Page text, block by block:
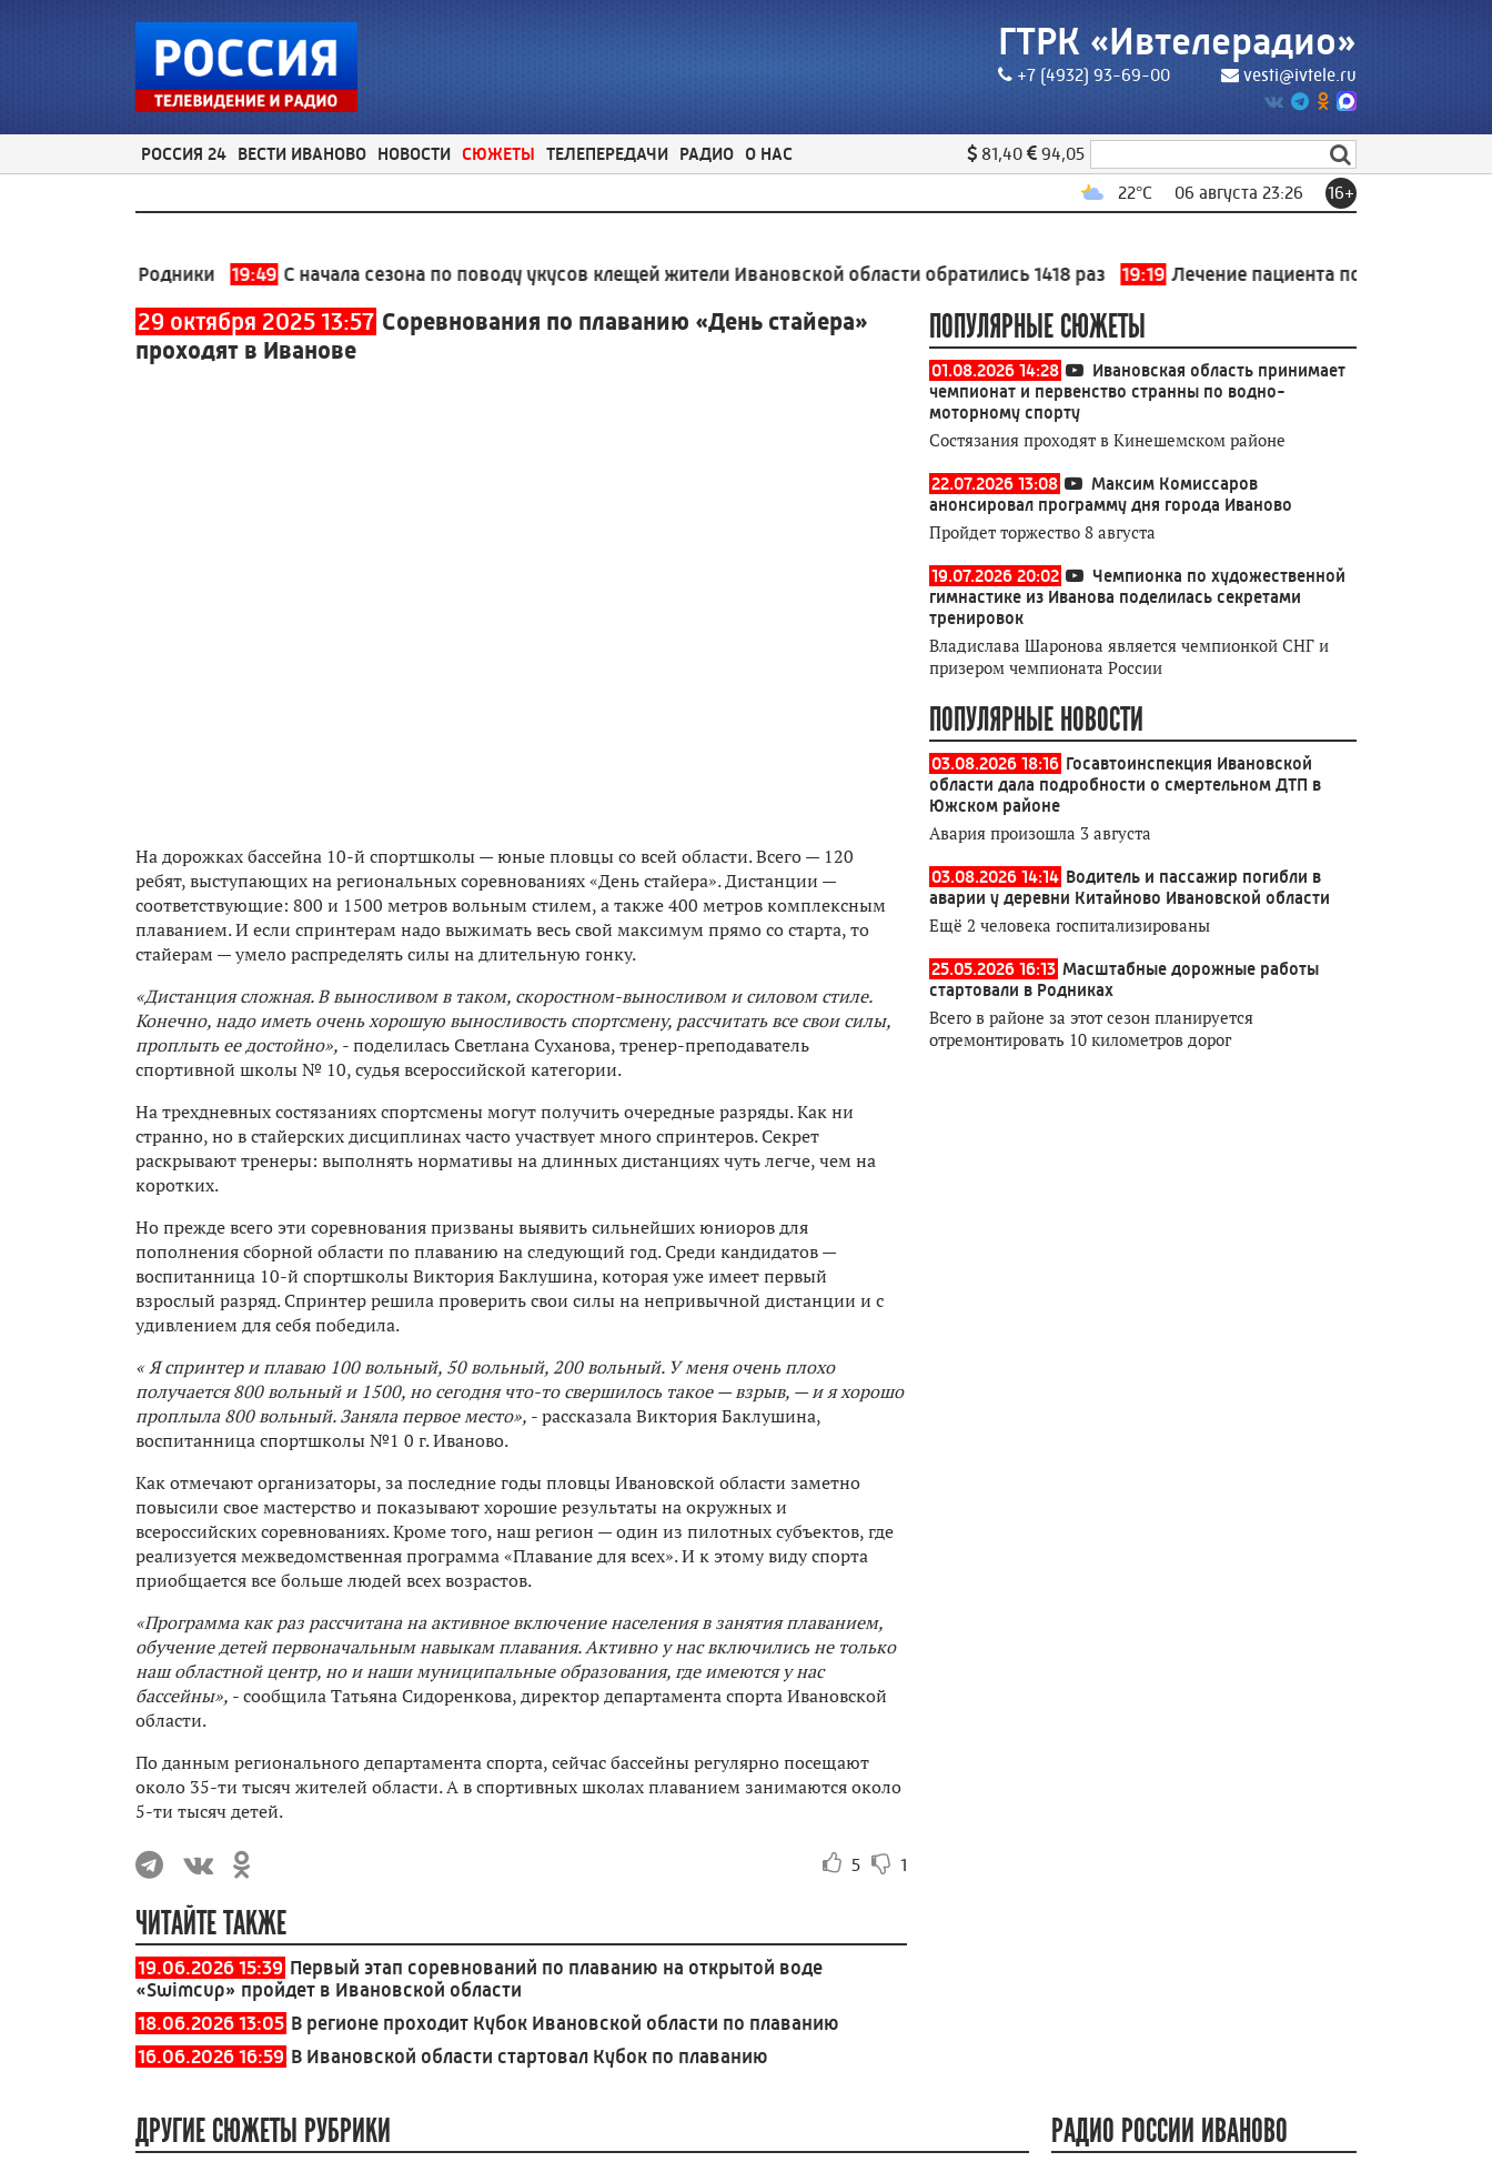
ГТРК «Ивтелерадио»
+7 (4932) 93-69-00 vesti@ivtele.ru
РОССИЯ 24 ВЕСТИ ИВАНОВО НОВОСТИ СЮЖЕТЫ ТЕЛЕПЕРЕДАЧИ РАДИО О НАС 81,40
94,05
22°C 06 августа 23:26 16+
парке Родники 19:49 С начала сезона по поводу укусов клещей жители Ивановской области обратились 1418 раз 19:19 Лечение пациента после сложной
29 октября 2025 13:57 Соревнования по плаванию «День стайера»
проходят в Иванове
На дорожках бассейна 10-й спортшколы — юные пловцы со всей области. Всего — 120
ребят, выступающих на региональных соревнованиях «День стайера». Дистанции —
соответствующие: 800 и 1500 метров вольным стилем, а также 400 метров комплексным
плаванием. И если спринтерам надо выжимать весь свой максимум прямо со старта, то
стайерам — умело распределять силы на длительную гонку.
«Дистанция сложная. В выносливом в таком, скоростном-выносливом и силовом стиле.
Конечно, надо иметь очень хорошую выносливость спортсмену, рассчитать все свои силы,
проплыть ее достойно», - поделилась Светлана Суханова, тренер-преподаватель
спортивной школы № 10, судья всероссийской категории.
На трехдневных состязаниях спортсмены могут получить очередные разряды. Как ни
странно, но в стайерских дисциплинах часто участвует много спринтеров. Секрет
раскрывают тренеры: выполнять нормативы на длинных дистанциях чуть легче, чем на
коротких.
Но прежде всего эти соревнования призваны выявить сильнейших юниоров для
пополнения сборной области по плаванию на следующий год. Среди кандидатов —
воспитанница 10-й спортшколы Виктория Баклушина, которая уже имеет первый
взрослый разряд. Спринтер решила проверить свои силы на непривычной дистанции и с
удивлением для себя победила.
« Я спринтер и плаваю 100 вольный, 50 вольный, 200 вольный. У меня очень плохо
получается 800 вольный и 1500, но сегодня что-то свершилось такое — взрыв, — и я хорошо
проплыла 800 вольный. Заняла первое место», - рассказала Виктория Баклушина,
воспитанница спортшколы №1 0 г. Иваново.
Как отмечают организаторы, за последние годы пловцы Ивановской области заметно
повысили свое мастерство и показывают хорошие результаты на окружных и
всероссийских соревнованиях. Кроме того, наш регион — один из пилотных субъектов, где
реализуется межведомственная программа «Плавание для всех». И к этому виду спорта
приобщается все больше людей всех возрастов.
«Программа как раз рассчитана на активное включение населения в занятия плаванием,
обучение детей первоначальным навыкам плавания. Активно у нас включились не только
наш областной центр, но и наши муниципальные образования, где имеются у нас
бассейны», - сообщила Татьяна Сидоренкова, директор департамента спорта Ивановской
области.
По данным регионального департамента спорта, сейчас бассейны регулярно посещают
около 35-ти тысяч жителей области. А в спортивных школах плаванием занимаются около
5-ти тысяч детей.
5 1
ЧИТАЙТЕ ТАКЖЕ
19.06.2026 15:39 Первый этап соревнований по плаванию на открытой воде
«Swimсup» пройдет в Ивановской области
18.06.2026 13:05 В регионе проходит Кубок Ивановской области по плаванию
16.06.2026 16:59 В Ивановской области стартовал Кубок по плаванию
ПОПУЛЯРНЫЕ СЮЖЕТЫ
01.08.2026 14:28
Ивановская область принимает
чемпионат и первенство странны по водно-
моторному спорту
Состязания проходят в Кинешемском районе
22.07.2026 13:08
Максим Комиссаров
анонсировал программу дня города Иваново
Пройдет торжество 8 августа
19.07.2026 20:02
Чемпионка по художественной
гимнастике из Иванова поделилась секретами
тренировок
Владислава Шаронова является чемпионкой СНГ и
призером чемпионата России
ПОПУЛЯРНЫЕ НОВОСТИ
03.08.2026 18:16 Госавтоинспекция Ивановской
области дала подробности о смертельном ДТП в
Южском районе
Авария произошла 3 августа
03.08.2026 14:14 Водитель и пассажир погибли в
аварии у деревни Китайново Ивановской области
Ещё 2 человека госпитализированы
25.05.2026 16:13 Масштабные дорожные работы
стартовали в Родниках
Всего в районе за этот сезон планируется
отремонтировать 10 километров дорог
ДРУГИЕ СЮЖЕТЫ РУБРИКИ РАДИО РОССИИ ИВАНОВО